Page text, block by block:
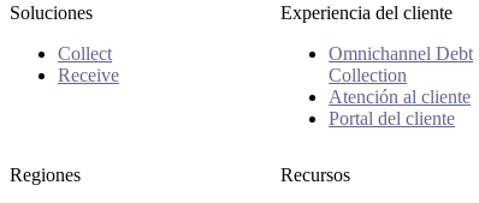
Soluciones
Collect
Receive
Experiencia del cliente
Omnichannel Debt
Collection
Atención al cliente
Portal del cliente
Regiones
Recursos